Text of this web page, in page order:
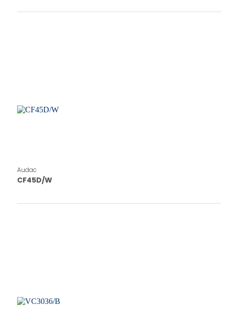
Audac
CF45D/W